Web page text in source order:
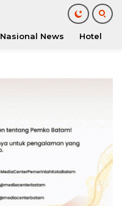
Nasional News Hotel